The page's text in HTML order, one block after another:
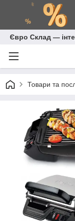
Євро Склад —
Товари та